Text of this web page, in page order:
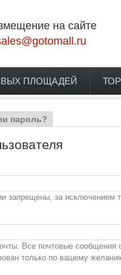
на сайте
ПЛОЩАДЕЙ
пароль?
запрещены, за исключением
Все почтовые сообщения
только по вашему